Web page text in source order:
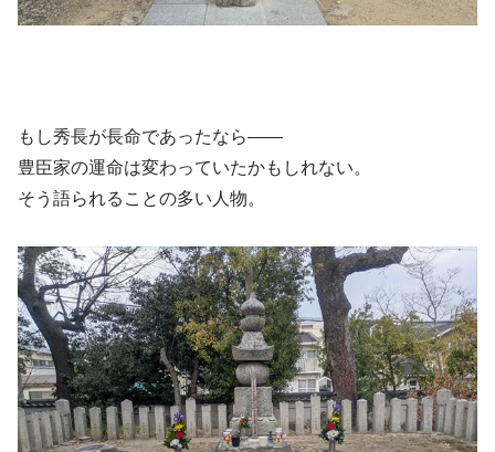
もし秀長が長命であったなら――
豊臣家の運命は変わっていたかもしれない。
そう語られることの多い人物。